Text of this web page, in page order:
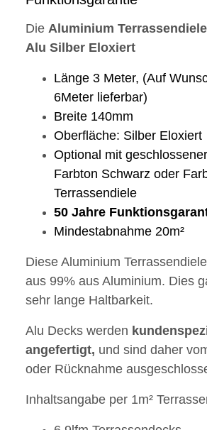
Die Aluminium Terrassendiele
Alu Silber Eloxiert
Länge 3 Meter, (Auf
6Meter lieferbar)
Breite 140mm
Oberfläche: Silber Eloxiert
Optional mit
Farbton Schwarz oder
Terrassendiele
50 Jahre
Mindestabnahme 20m²
Diese Aluminium
aus 99% aus Aluminium. Dies
sehr lange Haltbarkeit.
Alu Decks werden
angefertigt, und sind daher
oder Rücknahme
Inhaltsangabe per 1m²